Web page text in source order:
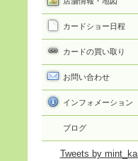
カードショー日程
カードの買い取り
お問い合わせ
インフォメーション
ブログ
Tweets by